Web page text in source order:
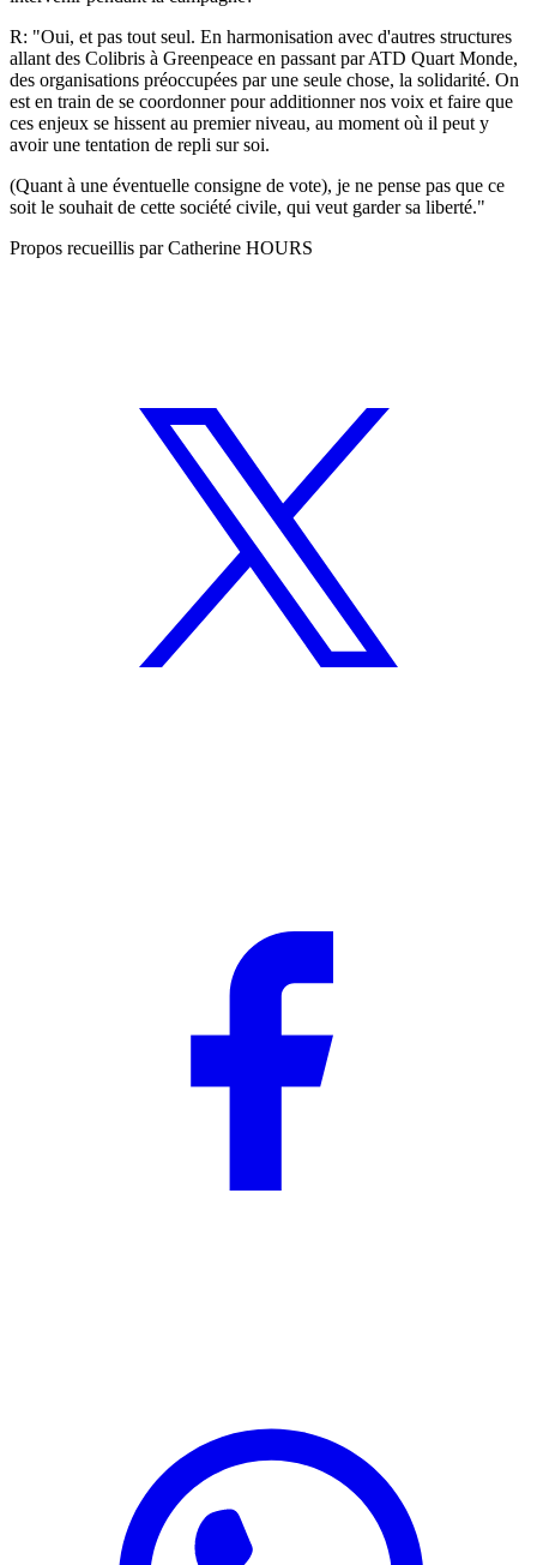
R: "Oui, et pas tout seul. En harmonisation avec d'autres structures
allant des Colibris à Greenpeace en passant par ATD Quart Monde,
des organisations préoccupées par une seule chose, la solidarité. On
est en train de se coordonner pour additionner nos voix et faire que
ces enjeux se hissent au premier niveau, au moment où il peut y
avoir une tentation de repli sur soi.
(Quant à une éventuelle consigne de vote), je ne pense pas que ce
soit le souhait de cette société civile, qui veut garder sa liberté."
Propos recueillis par Catherine HOURS